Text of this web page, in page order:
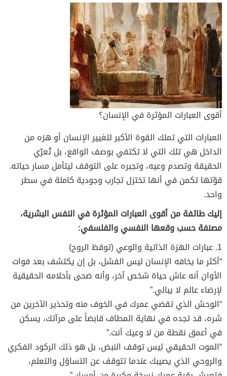
أقوى العبارات المؤثرة في الإنسان؟
العبارات التي تملك القوة الأكبر لتغيير الإنسان أو هزه من
الداخل هي تلك التي لا تكتفي بوصف الواقع، بل تُعرّي
الحقيقة وتصدم وعيه، وتجبره على التوقف ليتأمل مسار حياته.
قوّتها تكمن في أنها تختزل تجارب وجودية كاملة في سطر
واحد.
إليك طائفة من أقوى العبارات المؤثرة في النفس البشرية،
مصنفة حسب وقعها النفسي والفلسفي:
1. عبارات الهزة الذاتية والوعي (توقظ الروح)
“أكثر ما يخافه الإنسان ليس الفشل، بل إن يكتشف بعد فوات
الأوان أنه عاش حياة شخص آخر، وأنه ضحى بأحلامه الحقيقية
لإرضاء عالم لا يبالي.”
“الوحش الذي تقضي عمرك في الخوف منه وتحذير الآخرين من
شره، قد تجده في نهاية المطاف قابضاً على مرآتك، يسكن
في أعمق نقطة من لا وعيك أنت.”
“الموت الحقيقي ليس توقف النبض، بل هو ذلك الركود الفكري
والروحي الذي يصيبك عندما تتوقف عن التساؤل والتعلم،